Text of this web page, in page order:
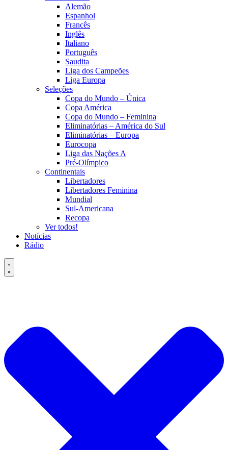
Alemão
Espanhol
Francês
Inglês
Italiano
Português
Saudita
Liga dos Campeões
Liga Europa
Seleções
Copa do Mundo – Única
Copa América
Copa do Mundo – Feminina
Eliminatórias – América do Sul
Eliminatórias – Europa
Eurocopa
Liga das Nações A
Pré-Olímpico
Continentais
Libertadores
Libertadores Feminina
Mundial
Sul-Americana
Recopa
Ver todos!
Notícias
Rádio